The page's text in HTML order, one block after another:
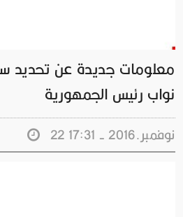
معلومات جديدة عن
نواب رئيس الجمهورية
22 نوفمبر.2016 - 17:31